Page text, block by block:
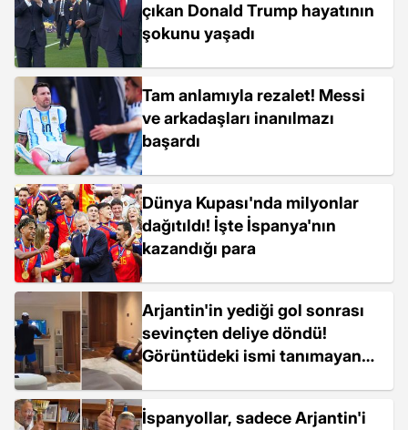
çıkan Donald Trump hayatının
şokunu yaşadı
Tam anlamıyla rezalet! Messi
ve arkadaşları inanılmazı
başardı
Dünya Kupası'nda milyonlar
dağıtıldı! İşte İspanya'nın
kazandığı para
Arjantin'in yediği gol sonrası
sevinçten deliye döndü!
Görüntüdeki ismi tanımayan
İspanyollar, sadece Arjantin'i